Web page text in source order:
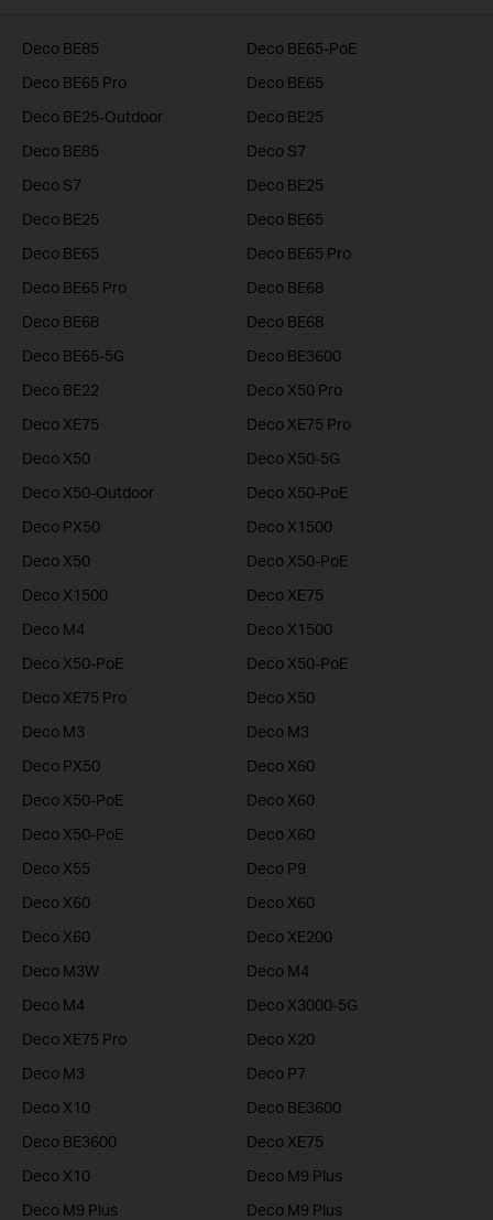
Deco BE85
Deco BE65-PoE
Deco BE65 Pro
Deco BE65
Deco BE25-Outdoor
Deco BE25
Deco BE85
Deco S7
Deco S7
Deco BE25
Deco BE25
Deco BE65
Deco BE65
Deco BE65 Pro
Deco BE65 Pro
Deco BE68
Deco BE68
Deco BE68
Deco BE65-5G
Deco BE3600
Deco BE22
Deco X50 Pro
Deco XE75
Deco XE75 Pro
Deco X50
Deco X50-5G
Deco X50-Outdoor
Deco X50-PoE
Deco PX50
Deco X1500
Deco X50
Deco X50-PoE
Deco X1500
Deco XE75
Deco M4
Deco X1500
Deco X50-PoE
Deco X50-PoE
Deco XE75 Pro
Deco X50
Deco M3
Deco M3
Deco PX50
Deco X60
Deco X50-PoE
Deco X60
Deco X50-PoE
Deco X60
Deco X55
Deco P9
Deco X60
Deco X60
Deco X60
Deco XE200
Deco M3W
Deco M4
Deco M4
Deco X3000-5G
Deco XE75 Pro
Deco X20
Deco M3
Deco P7
Deco X10
Deco BE3600
Deco BE3600
Deco XE75
Deco X10
Deco M9 Plus
Deco M9 Plus
Deco M9 Plus